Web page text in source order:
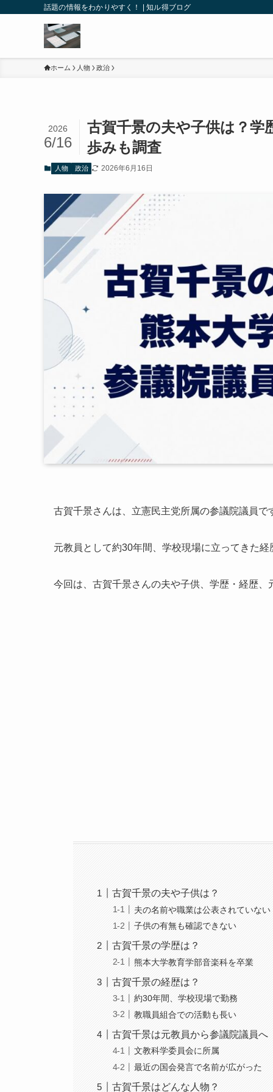
話題の情報をわかりやすく！ | 知ル得ブログ
ホーム 人物 政治
古賀千景の夫や子供は？学
歩みも調査
2026
6/16
人物 政治 2026年6月16日
古賀千景さんは、立憲民主党所属の参議院議員で
元教員として約30年間、学校現場に立ってきた
今回は、古賀千景さんの夫や子供、学歴・経歴
古賀千景の夫や子供は？
夫の名前や職業は公表されていない
子供の有無も確認できない
古賀千景の学歴は？
熊本大学教育学部音楽科を卒業
古賀千景の経歴は？
約30年間、学校現場で勤務
教職員組合での活動も長い
古賀千景は元教員から参議院議員へ
文教科学委員会に所属
最近の国会発言で名前が広がった
古賀千景はどんな人物？